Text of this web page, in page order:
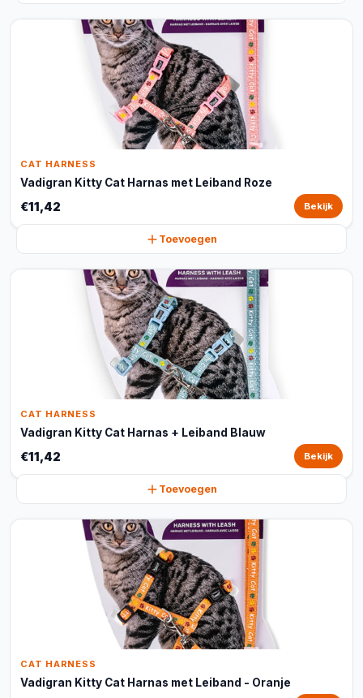
CAT HARNESS
Vadigran Kitty Cat Harnas met Leiband Roze
€11,42 Bekijk
Toevoegen
CAT HARNESS
Vadigran Kitty Cat Harnas + Leiband Blauw
€11,42 Bekijk
Toevoegen
CAT HARNESS
Vadigran Kitty Cat Harnas met Leiband - Oranje